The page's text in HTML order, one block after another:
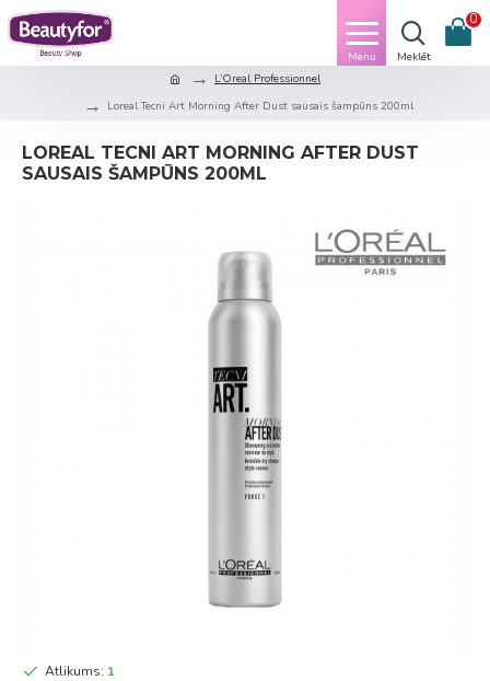
0
L’Oreal Professionnel
Loreal Tecni Art Morning After Dust sausais šampūns 200ml
LOREAL TECNI ART MORNING AFTER DUST
SAUSAIS ŠAMPŪNS 200ML
Atlikums: 1